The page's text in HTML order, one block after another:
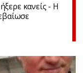
κανείς - Η